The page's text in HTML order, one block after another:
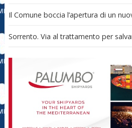
Il Comune boccia l’apertura di un
Sorrento. Via al trattamento per